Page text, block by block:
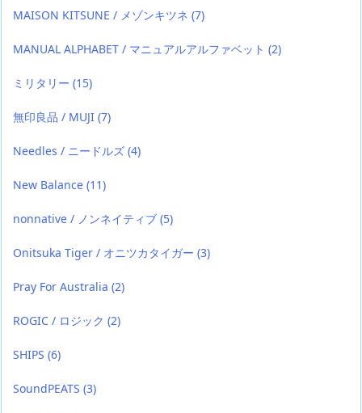
MAISON KITSUNE / メゾンキツネ (7)
MANUAL ALPHABET / マニュアルアルファベット (2)
ミリタリー (15)
無印良品 / MUJI (7)
Needles / ニードルズ (4)
New Balance (11)
nonnative / ノンネイティブ (5)
Onitsuka Tiger / オニツカタイガー (3)
Pray For Australia (2)
ROGIC / ロジック (2)
SHIPS (6)
SoundPEATS (3)